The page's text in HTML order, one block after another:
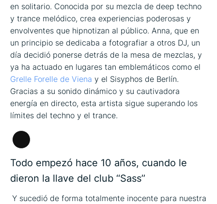
en solitario. Conocida por su mezcla de deep techno
y trance melódico, crea experiencias poderosas y
envolventes que hipnotizan al público. Anna, que en
un principio se dedicaba a fotografiar a otros DJ, un
día decidió ponerse detrás de la mesa de mezclas, y
ya ha actuado en lugares tan emblemáticos como el
Grelle Forelle de Viena y el Sisyphos de Berlín.
Gracias a su sonido dinámico y su cautivadora
energía en directo, esta artista sigue superando los
límites del techno y el trance.
Larga
descripción
Todo empezó hace 10 años, cuando le
dieron la llave del club ‘‘Sass’’
Y sucedió de forma totalmente inocente para nuestra